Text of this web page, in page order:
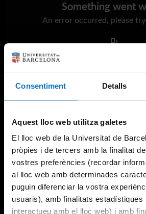
Consentiment Detalls
Aquest lloc web utilitza galetes
El lloc web de la Universitat de
pròpies i de tercers amb la finalitat
vostres preferències (recordar
al lloc web amb determinades
puguin diferenciar la vostra
usuaris), amb finalitats estadístiques
interactueu amb el lloc web) i amb
Something went
An error occurred, please